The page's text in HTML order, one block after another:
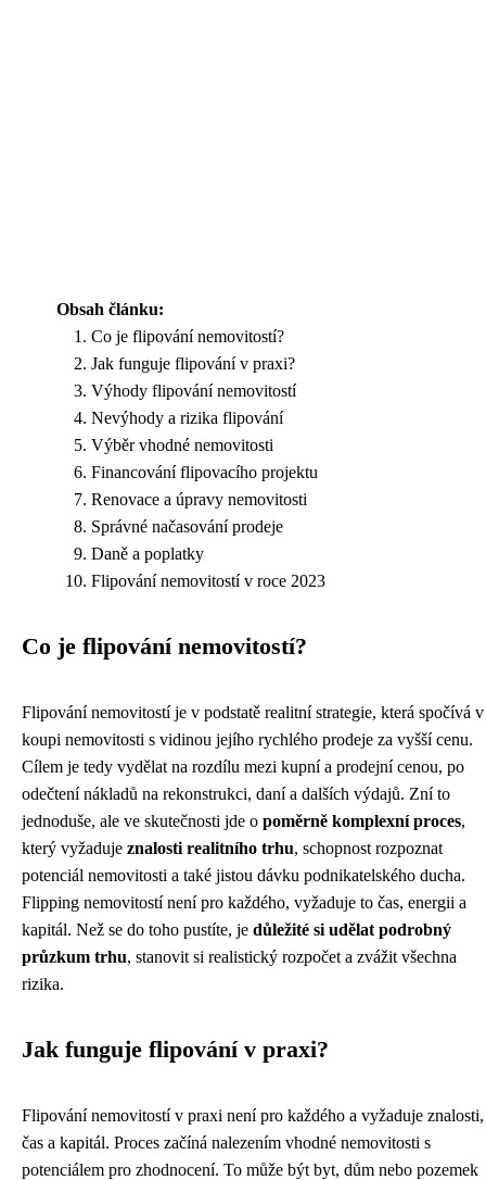
Obsah článku:
Co je flipování nemovitostí?
Jak funguje flipování v praxi?
Výhody flipování nemovitostí
Nevýhody a rizika flipování
Výběr vhodné nemovitosti
Financování flipovacího projektu
Renovace a úpravy nemovitosti
Správné načasování prodeje
Daně a poplatky
Flipování nemovitostí v roce 2023
Co je flipování nemovitostí?
Flipování nemovitostí je v podstatě realitní strategie, která spočívá v
koupi nemovitosti s vidinou jejího rychlého prodeje za vyšší cenu.
Cílem je tedy vydělat na rozdílu mezi kupní a prodejní cenou, po
odečtení nákladů na rekonstrukci, daní a dalších výdajů. Zní to
jednoduše, ale ve skutečnosti jde o poměrně komplexní proces,
který vyžaduje znalosti realitního trhu, schopnost rozpoznat
potenciál nemovitosti a také jistou dávku podnikatelského ducha.
Flipping nemovitostí není pro každého, vyžaduje to čas, energii a
kapitál. Než se do toho pustíte, je důležité si udělat podrobný
průzkum trhu, stanovit si realistický rozpočet a zvážit všechna
rizika.
Jak funguje flipování v praxi?
Flipování nemovitostí v praxi není pro každého a vyžaduje znalosti,
čas a kapitál. Proces začíná nalezením vhodné nemovitosti s
potenciálem pro zhodnocení. To může být byt, dům nebo pozemek